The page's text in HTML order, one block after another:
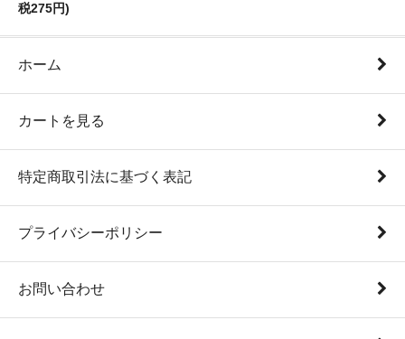
税275円)
ホーム
カートを見る
特定商取引法に基づく表記
プライバシーポリシー
お問い合わせ